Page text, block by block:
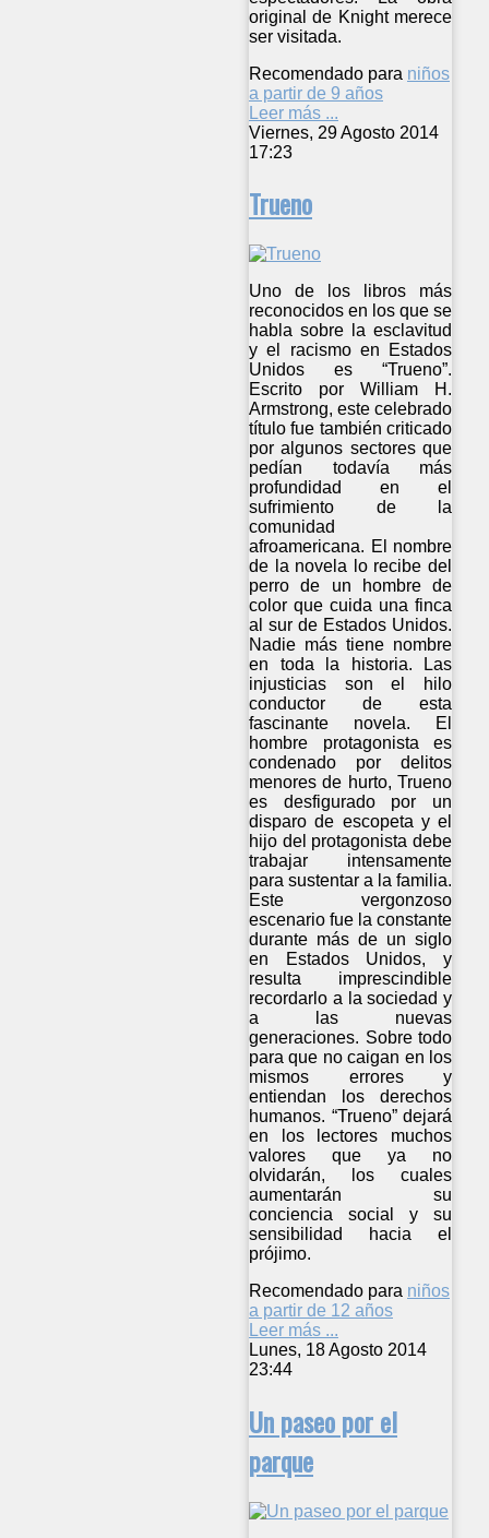
original de Knight merece
ser visitada.
Recomendado para niños
a partir de 9 años
Leer más ...
Viernes, 29 Agosto 2014
17:23
Trueno
Uno de los libros más
reconocidos en los que se
habla sobre la esclavitud
y el racismo en Estados
Unidos es “Trueno”.
Escrito por William H.
Armstrong, este celebrado
título fue también criticado
por algunos sectores que
pedían todavía más
profundidad en el
sufrimiento de la
comunidad
afroamericana. El nombre
de la novela lo recibe del
perro de un hombre de
color que cuida una finca
al sur de Estados Unidos.
Nadie más tiene nombre
en toda la historia. Las
injusticias son el hilo
conductor de esta
fascinante novela. El
hombre protagonista es
condenado por delitos
menores de hurto, Trueno
es desfigurado por un
disparo de escopeta y el
hijo del protagonista debe
trabajar intensamente
para sustentar a la familia.
Este vergonzoso
escenario fue la constante
durante más de un siglo
en Estados Unidos, y
resulta imprescindible
recordarlo a la sociedad y
a las nuevas
generaciones. Sobre todo
para que no caigan en los
mismos errores y
entiendan los derechos
humanos. “Trueno” dejará
en los lectores muchos
valores que ya no
olvidarán, los cuales
aumentarán su
conciencia social y su
sensibilidad hacia el
prójimo.
Recomendado para niños
a partir de 12 años
Leer más ...
Lunes, 18 Agosto 2014
23:44
Un paseo por el
parque